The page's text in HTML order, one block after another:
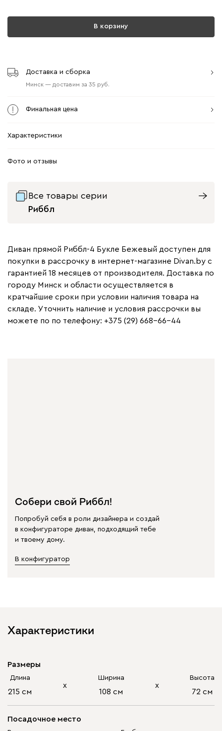
В корзину
Доставка и сборка
Минск — доставим за 35
Финальная цена
Характеристики
Фото и отзывы
Все товары серии
Риббл
Диван прямой Риббл-4 Букле Бежевый доступен для
покупки в рассрочку в интернет-магазине Divan.by с
гарантией 18 месяцев от производителя. Доставка по
городу Минск и области осуществляется в
кратчайшие сроки при условии наличия товара на
складе. Уточнить наличие и условия рассрочки вы
можете по по телефону: +375 (29) 668-66-44
Собери свой Риббл!
Попробуй себя в роли дизайнера и создай
в конфигураторе диван, подходящий тебе
и твоему дому.
В конфигуратор
Характеристики
Размеры
Длина
215 см
х
Ширина
108 см
х
Высота
72 см
Посадочное место